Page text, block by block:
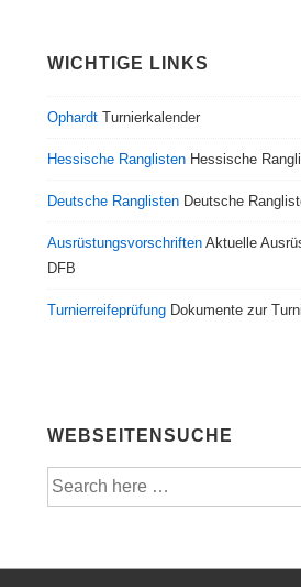
WICHTIGE LINKS
Ophardt Turnierkalender
Hessische Ranglisten Hessische
Deutsche Ranglisten Deutsche
Ausrüstungsvorschriften Aktuelle
DFB
Turnierreifeprüfung Dokumente zur
WEBSEITENSUCHE
Suche
nach: